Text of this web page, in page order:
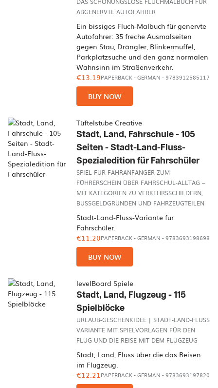
ABGENERVTE AUTOFAHRER
Ein bissiges Fluch-Malbuch für genervte
Autofahrer: 35 freche Ausmalseiten
gegen Stau, Drängler, Blinkermuffel,
Parkplatzsuche und den ganz normalen
Wahnsinn im Straßenverkehr.
€13.19PAPERBACK-GERMAN - 9783912585117
BUY NOW
Tüftelstube Creative
Stadt, Land, Fahrschule - 105
Seiten - Stadt-Land-Fluss-
Spezialedition für Fahrschüler
SPIEL FÜR FAHRANFÄNGER ZUM
FÜHRERSCHEIN ÜBER FAHRSCHUL-ALLTAG –
MIT KATEGORIEN ZU VERKEHRSSCHILDERN,
BUSSGELDGRÜNDEN UND FAHRZEUGTEILEN
Stadt-Land-Fluss-Variante für
Fahrschüler.
€11.20PAPERBACK-GERMAN - 9783693198698
BUY NOW
levelBoard Spiele
Stadt, Land, Flugzeug - 115
Spielblöcke
URLAUB-GESCHENKIDEE | STADT-LAND-FLUSS
VARIANTE MIT SPIELVORLAGEN FÜR DEN
FLUG UND DIE REISE MIT DEM FLUGZEUG
Stadt, Land, Fluss über die das Reisen
im Flugzeug.
€12.21PAPERBACK-GERMAN - 9783693197820